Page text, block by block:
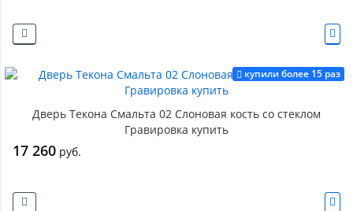
купили более 15 раз
Дверь Текона Смальта 02 Слоновая кость со стеклом
Гравировка купить
17 260 руб.